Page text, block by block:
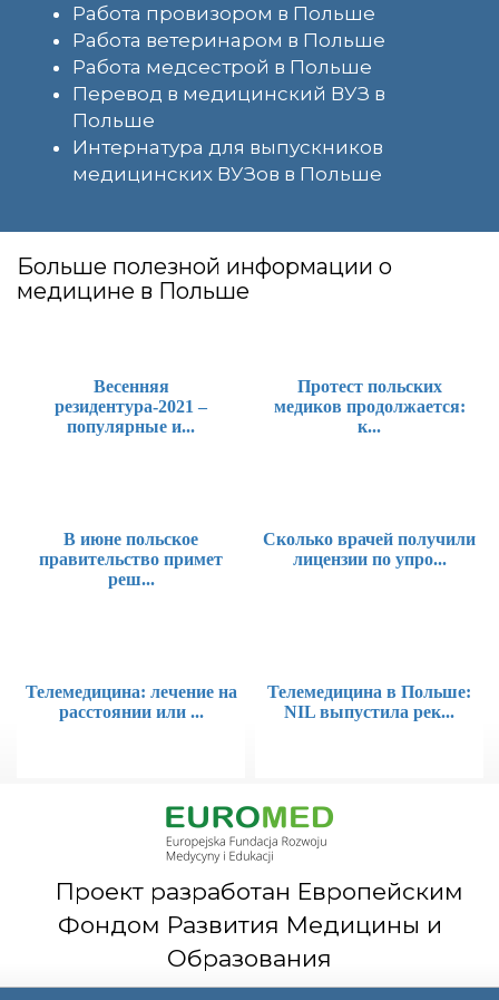
Работа провизором в Польше
Работа ветеринаром в Польше
Работа медсестрой в Польше
Перевод в медицинский ВУЗ в
Польше
Интернатура для выпускников
медицинских ВУЗов в Польше
Больше полезной информации о
медицине в Польше
Весенняя
резидентура-2021 –
популярные и...
Протест польских
медиков продолжается:
к...
В июне польское
правительство примет
реш...
Сколько врачей получили
лицензии по упро...
Телемедицина: лечение на
расстоянии или ...
Телемедицина в Польше:
NIL выпустила рек...
Проект разработан Европейским
Фондом Развития Медицины и
Образования